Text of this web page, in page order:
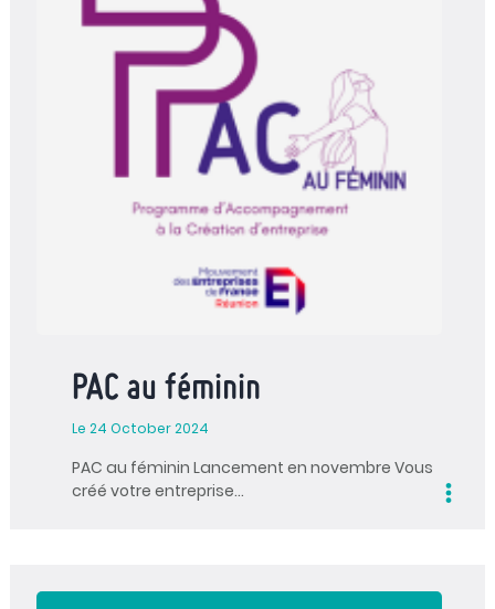
PAC au féminin
Le 24 October 2024
PAC au féminin Lancement en novembre Vous
créé votre entreprise…